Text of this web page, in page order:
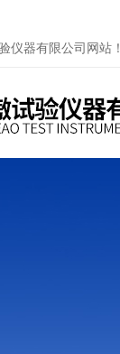
仪器有限公司网站！